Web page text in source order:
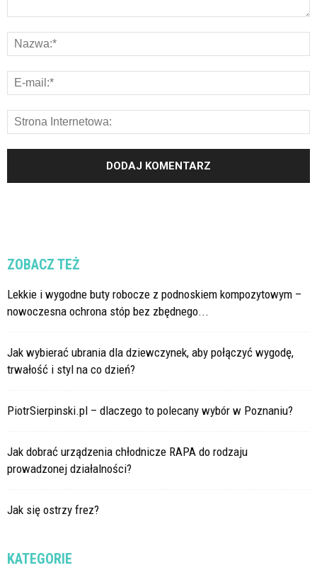
ZOBACZ TEŻ
Lekkie i wygodne buty robocze z podnoskiem kompozytowym –
nowoczesna ochrona stóp bez zbędnego...
Jak wybierać ubrania dla dziewczynek, aby połączyć wygodę,
trwałość i styl na co dzień?
PiotrSierpinski.pl – dlaczego to polecany wybór w Poznaniu?
Jak dobrać urządzenia chłodnicze RAPA do rodzaju
prowadzonej działalności?
Jak się ostrzy frez?
KATEGORIE